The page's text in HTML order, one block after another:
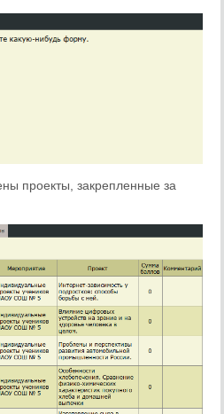
проекты, закрепленные за